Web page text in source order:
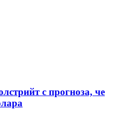
с прогноза, че